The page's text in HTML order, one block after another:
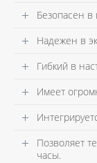
Безопасен в
Надежен в
Гибкий в
Имеет
Позволяет
часы.